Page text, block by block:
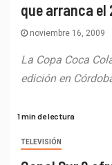
que arranca el
noviembre 16, 2009
La Copa Coca
edición en
1 min de lectura
TELEVISIÓN